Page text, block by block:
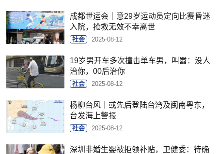
成都世运会｜意29岁运动员定向比赛昏迷
入院，抢救无效不幸离世
社会 2025-08-12
19岁男开车多次撞击单车男，叫嚣：没人
治你，00后治你
社会 2025-08-12
杨柳台风｜或先后登陆台湾及闽南粤东，
台发海上警报
社会 2025-08-12
深圳非婚生婴被拒领补贴，卫健委：待确